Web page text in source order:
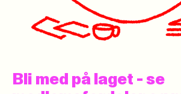
Bli med på laget - se